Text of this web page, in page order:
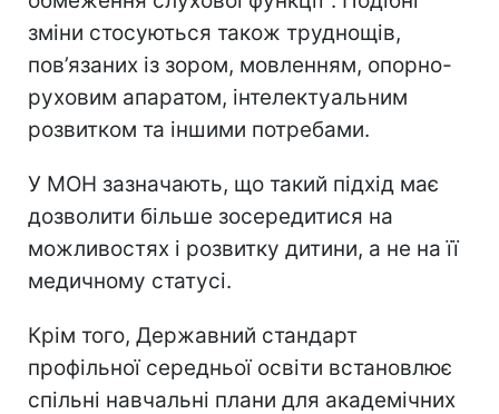
зміни стосуються також труднощів,
пов’язаних із зором, мовленням, опорно-
руховим апаратом, інтелектуальним
розвитком та іншими потребами.
У МОН зазначають, що такий підхід має
дозволити більше зосередитися на
можливостях і розвитку дитини, а не на її
медичному статусі.
Крім того, Державний стандарт
профільної середньої освіти встановлює
спільні навчальні плани для академічних